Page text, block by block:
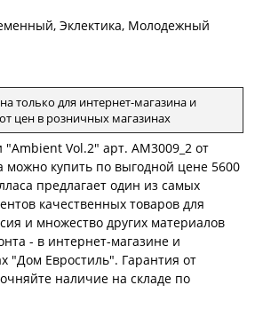
Синий
Эклектика, Молодежный
только для интернет-магазина и
цен в розничных магазинах
Vol.2" арт. AM3009_2 от
купить по выгодной цене 5600
предлагает один из самых
качественных товаров для
и множество других материалов
- в интернет-магазине и
"Дом Евростиль". Гарантия от
наличие на складе по